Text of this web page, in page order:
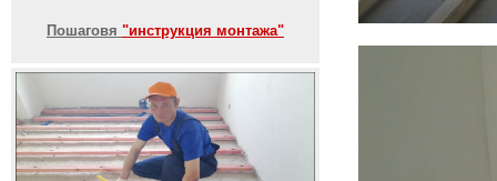
Пошаговя "инструкция монтажа"